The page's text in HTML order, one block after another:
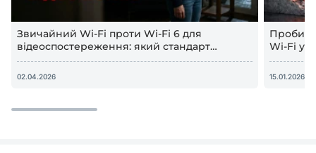
Звичайний Wi-Fi проти Wi-Fi 6 для
відеоспостереження: який стандарт
забезпечує стабільний сигнал
02.04.2026
Wi-Fi у
2026)
15.01.2026